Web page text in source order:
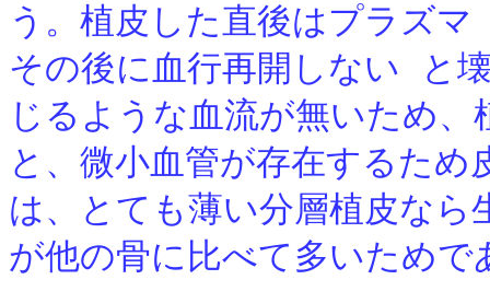
う。植皮した直後はプラズ
その後に血行再開しない と
じるような血流が無いため
と、微小血管が存在するた
は、とても薄い分層植皮な
が他の骨に比べて多いためで